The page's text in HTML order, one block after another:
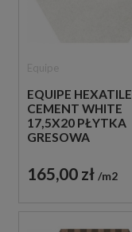
EQUIPE HEXATILE
CEMENT WHITE
17,5X20 PŁYTKA
GRESOWA
165,00 zł m2